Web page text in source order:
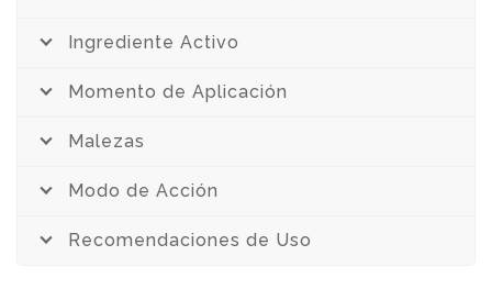
Ingrediente Activo
Momento de Aplicación
Malezas
Modo de Acción
Recomendaciones de Uso